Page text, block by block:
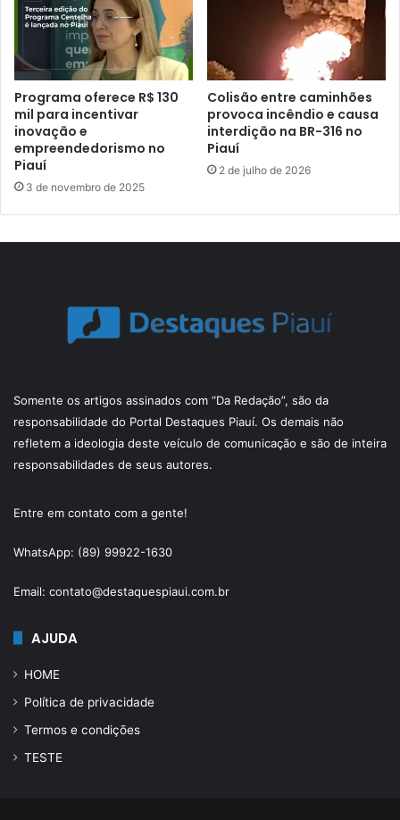
Programa oferece R$ 130
mil para incentivar
inovação e
empreendedorismo no
Piauí
3 de novembro de 2025
Colisão entre caminhões
provoca incêndio e causa
interdição na BR-316 no
Piauí
2 de julho de 2026
Somente os artigos assinados com “Da Redação”, são da
responsabilidade do Portal Destaques Piauí. Os demais não
refletem a ideologia deste veículo de comunicação e são de inteira
responsabilidades de seus autores.
Entre em contato com a gente!
WhatsApp: (89) 99922-1630
Email: contato@destaquespiaui.com.br
AJUDA
HOME
Política de privacidade
Termos e condições
TESTE